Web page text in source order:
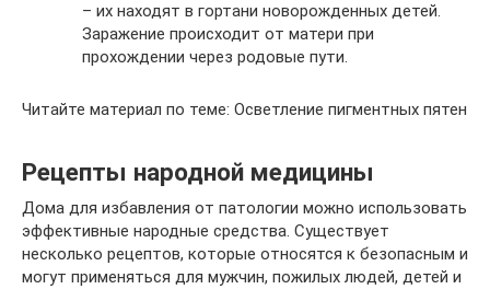
– их находят в гортани новорожденных детей.
Заражение происходит от матери при
прохождении через родовые пути.
Читайте материал по теме: Осветление пигментных пятен
Рецепты народной медицины
Дома для избавления от патологии можно использовать
эффективные народные средства. Существует
несколько рецептов, которые относятся к безопасным и
могут применяться для мужчин, пожилых людей, детей и